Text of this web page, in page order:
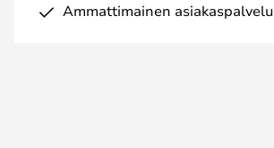
Ammattimainen asiakaspalvelu